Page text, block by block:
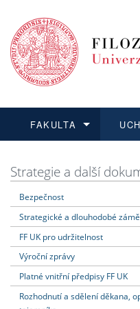
FAKULTA
Dozvědět se více
Podat přihlášku
Dozvědět se více
Dozvědět se více
Dozvědět se více
Strategie a další
Bezpečnost
Strategické a dlouhodobé
FF UK pro udržitelnost
Výroční zprávy
Platné vnitřní předpisy FF UK
Rozhodnutí a sdělení děkana,